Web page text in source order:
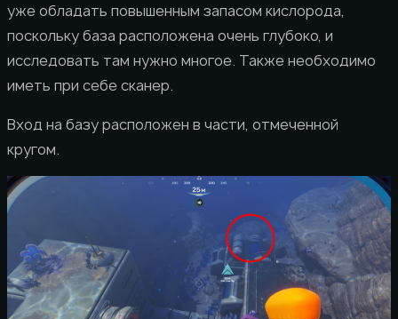
уже обладать повышенным запасом кислорода,
поскольку база расположена очень глубоко, и
исследовать там нужно многое. Также необходимо
иметь при себе сканер.
Вход на базу расположен в части, отмеченной
кругом.